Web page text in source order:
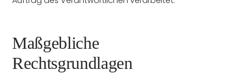
Maßgebliche
Rechtsgrundlagen